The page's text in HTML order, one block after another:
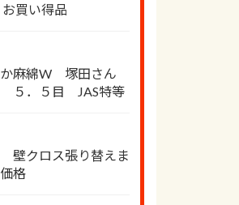
買い得品
麻綿W 塚田さん
５．５目 JAS特等
クロス張り替えま
格